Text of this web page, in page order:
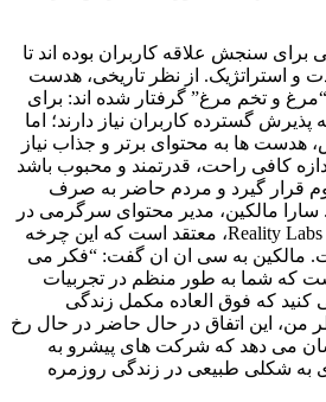
برای سنجش علاقه کاربران بوده اند تا
و استراتژیک. از نظر تاریخی، هدست
و تخم مرغ” گرفتار شده اند: برای
گسترده کاربران نیاز دارند؛ اما
هدست ها به محتوای برتر و جذاب نیاز
کافی راحت، قدرتمند و محبوب باشد
قرار گیرد و مردم حاضر به صرف
سارا مالکین، مدیر محتوای سرگرمی در
بخش واقعیت مجازی متا، Reality Labs، معتقد است که این چرخه
مالکین به سی ان ان گفت: “فکر می
که شما به طور منظم در تجربیات
که فوق العاده مکمل زندگی
من، این اتفاق در حال حاضر در حال رخ
می دهد که شرکت های پیشرو به
به شکلی طبیعی در زندگی روزمره